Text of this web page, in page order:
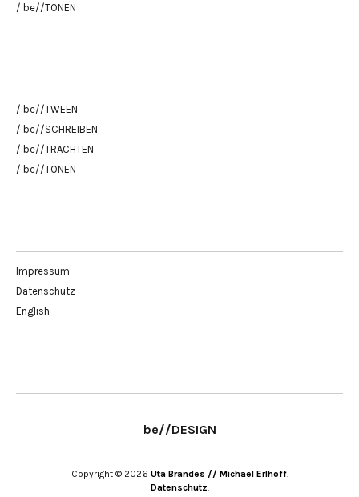
/ be//TONEN
/ be//TWEEN
/ be//SCHREIBEN
/ be//TRACHTEN
/ be//TONEN
Impressum
Datenschutz
English
be//DESIGN
Copyright © 2026 Uta Brandes // Michael Erlhoff
Datenschutz